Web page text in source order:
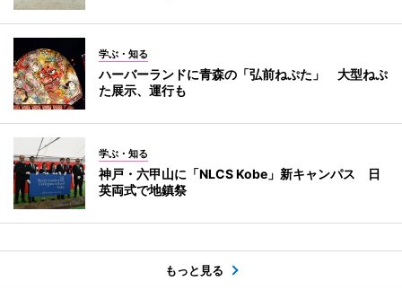
学ぶ・知る
ハーバーランドに青森の「弘前ねぷた」 大型ねぷ
た展示、運行も
学ぶ・知る
神戸・六甲山に「NLCS Kobe」新キャンパス 日
英両式で地鎮祭
もっと見る